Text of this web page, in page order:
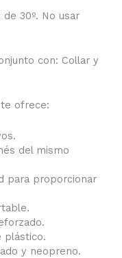
30º. No usar
con: Collar y
te ofrece:
del mismo
para proporcionar
plástico.
y neopreno.